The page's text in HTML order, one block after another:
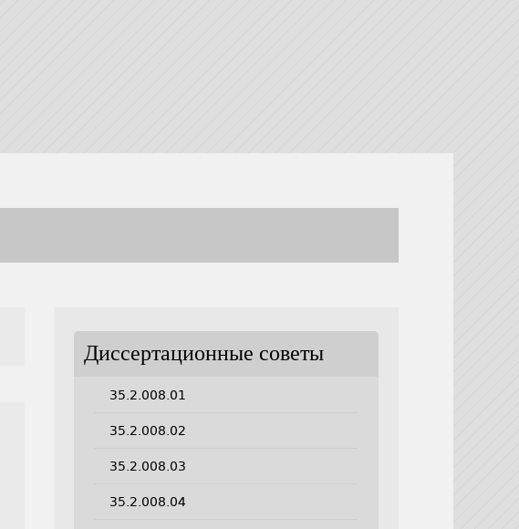
Диссертационные советы
35.2.008.01
35.2.008.02
35.2.008.03
35.2.008.04